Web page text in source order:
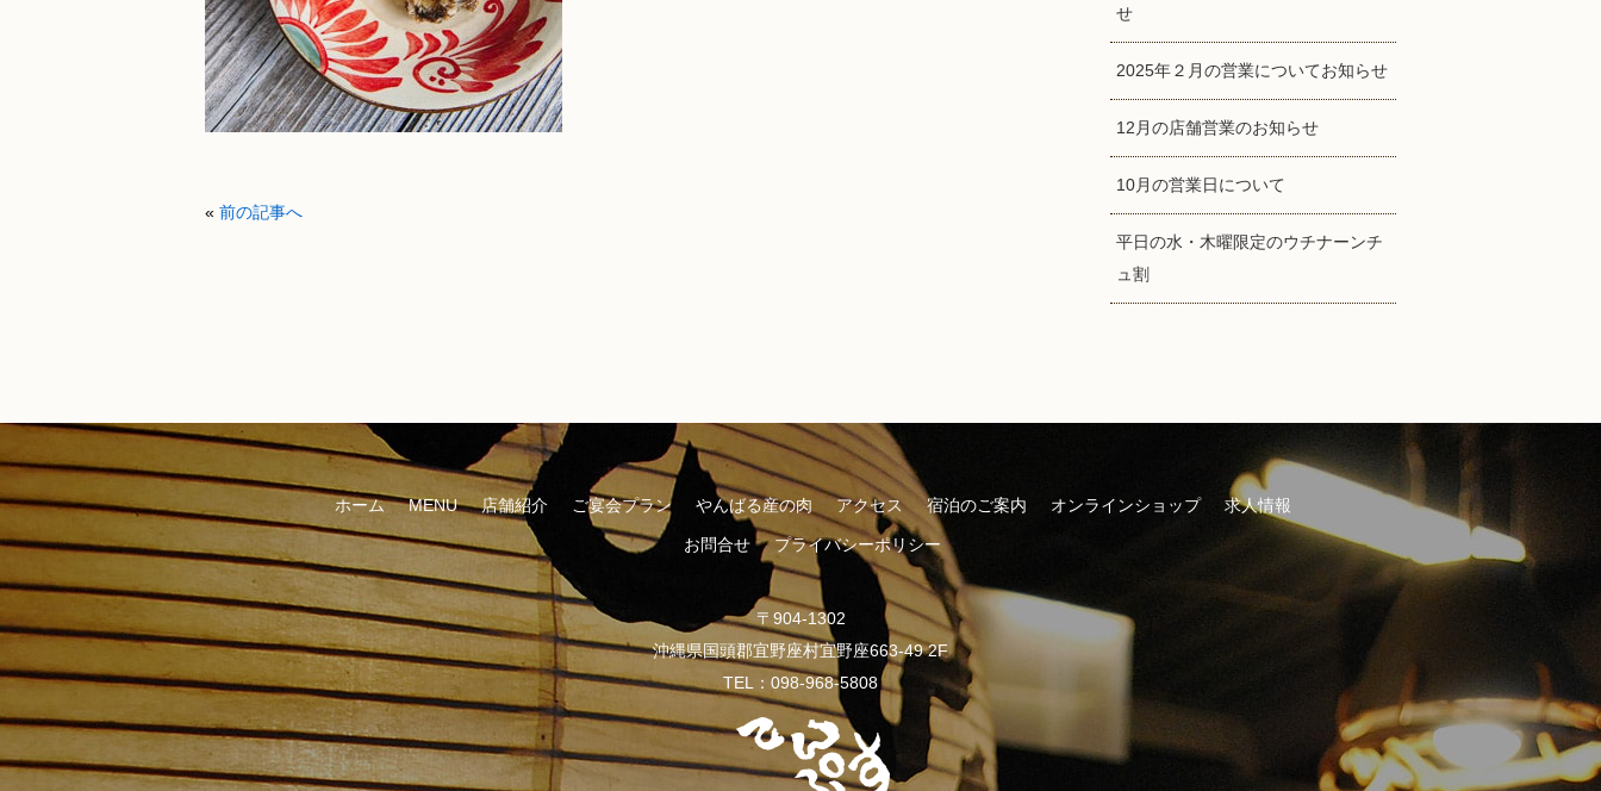
« 前の記事へ
せ
2025年２月の営業についてお知らせ
12月の店舗営業のお知らせ
10月の営業日について
平日の水・木曜限定のウチナーンチ
ュ割
ホーム MENU 店舗紹介 ご宴会プラン やんばる産の肉 アクセス 宿泊のご案内 オンラインショップ 求人情報
お問合せ プライバシーポリシー
〒904-1302
沖縄県国頭郡宜野座村宜野座663-49 2F
TEL：098-968-5808